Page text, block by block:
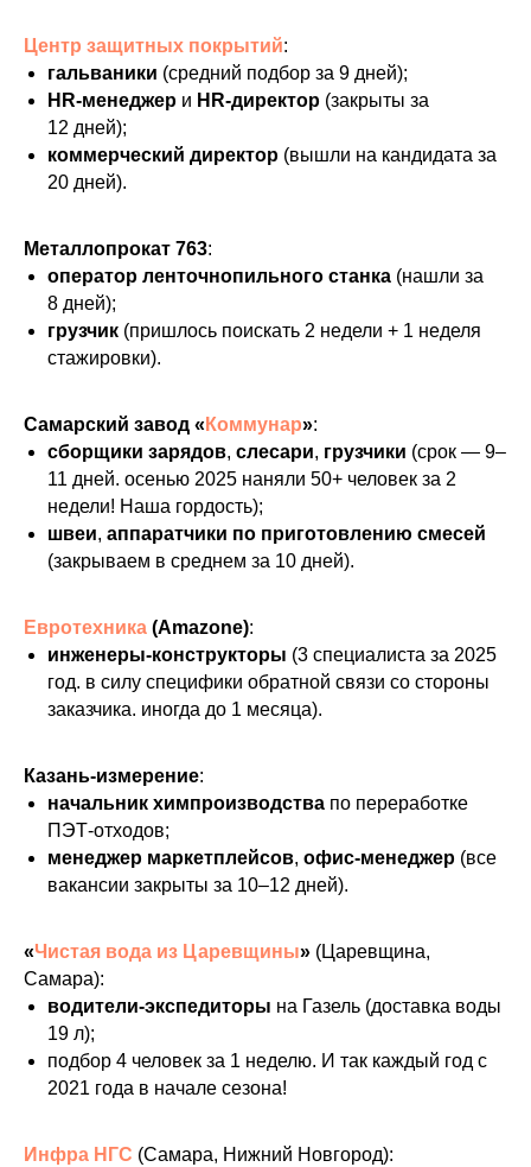
Центр защитных покрытий:
гальваники (средний подбор за 9 дней);
HR‑менеджер и HR‑директор (закрыты за
12 дней);
коммерческий директор (вышли на кандидата за
20 дней).
Металлопрокат 763:
оператор ленточнопильного станка (нашли за
8 дней);
грузчик (пришлось поискать 2 недели + 1 неделя
стажировки).
Самарский завод « Коммунар»:
сборщики зарядов, слесари, грузчики (срок — 9–
11 дней. осенью 2025 наняли 50+ человек за 2
недели! Наша гордость);
швеи, аппаратчики по приготовлению смесей
(закрываем в среднем за 10 дней).
Евротехника (Amazone):
инженеры‑конструкторы (3 специалиста за 2025
год. в силу специфики обратной связи со стороны
заказчика. иногда до 1 месяца).
Казань‑измерение:
начальник химпроизводства по переработке
ПЭТ‑отходов;
менеджер маркетплейсов, офис‑менеджер (все
вакансии закрыты за 10–12 дней).
«Чистая вода из Царевщины» (Царевщина,
Самара):
водители‑экспедиторы на Газель (доставка воды
19 л);
подбор 4 человек за 1 неделю. И так каждый год с
2021 года в начале сезона!
Инфра НГС (Самара, Нижний Новгород):